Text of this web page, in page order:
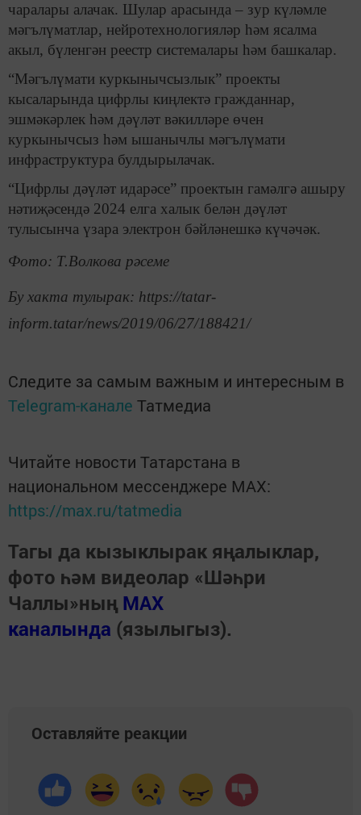
чаралары алачак. Шулар арасында – зур күләмле
мәгълүматлар, нейротехнологияләр һәм ясалма
акыл, бүленгән реестр системалары һәм башкалар.
“Мәгълүмати куркынычсызлык” проекты
кысаларында цифрлы киңлектә гражданнар,
эшмәкәрлек һәм дәүләт вәкилләре өчен
куркынычсыз һәм ышанычлы мәгълүмати
инфраструктура булдырылачак.
“Цифрлы дәүләт идарәсе” проектын гамәлгә ашыру
нәтиҗәсендә 2024 елга халык белән дәүләт
тулысынча үзара электрон бәйләнешкә күчәчәк.
Фото: Т.Волкова рәсеме
Бу хакта тулырак: https://tatar-
inform.tatar/news/2019/06/27/188421/
Следите за самым важным и интересным в
Telegram-канале Татмедиа
Читайте новости Татарстана в
национальном мессенджере MАХ:
https://max.ru/tatmedia
Тагы да кызыклырак яңалыклар,
фото һәм видеолар «Шәһри
Чаллы»ның MAX
каналында (язылыгыз).
Оставляйте реакции